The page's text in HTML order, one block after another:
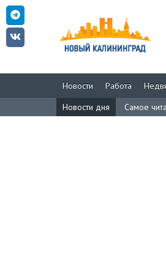
Новости Работа
Новости дня
Самое